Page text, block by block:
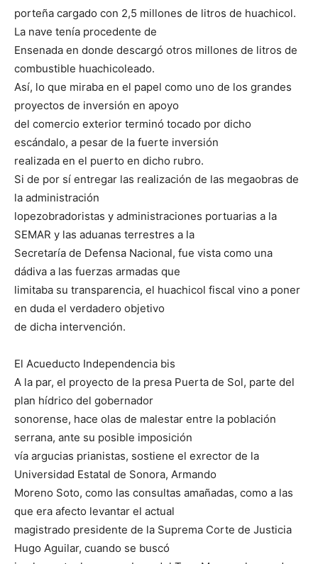
porteña cargado con 2,5 millones de litros de huachicol.
La nave tenía procedente de
Ensenada en donde descargó otros millones de litros de
combustible huachicoleado.
Así, lo que miraba en el papel como uno de los grandes
proyectos de inversión en apoyo
del comercio exterior terminó tocado por dicho
escándalo, a pesar de la fuerte inversión
realizada en el puerto en dicho rubro.
Si de por sí entregar las realización de las megaobras de
la administración
lopezobradoristas y administraciones portuarias a la
SEMAR y las aduanas terrestres a la
Secretaría de Defensa Nacional, fue vista como una
dádiva a las fuerzas armadas que
limitaba su transparencia, el huachicol fiscal vino a poner
en duda el verdadero objetivo
de dicha intervención.
El Acueducto Independencia bis
A la par, el proyecto de la presa Puerta de Sol, parte del
plan hídrico del gobernador
sonorense, hace olas de malestar entre la población
serrana, ante su posible imposición
vía argucias prianistas, sostiene el exrector de la
Universidad Estatal de Sonora, Armando
Moreno Soto, como las consultas amañadas, como a las
que era afecto levantar el actual
magistrado presidente de la Suprema Corte de Justicia
Hugo Aguilar, cuando se buscó